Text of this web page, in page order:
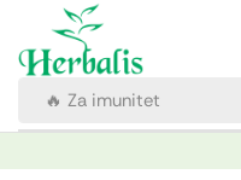
🔥 Za imunitet